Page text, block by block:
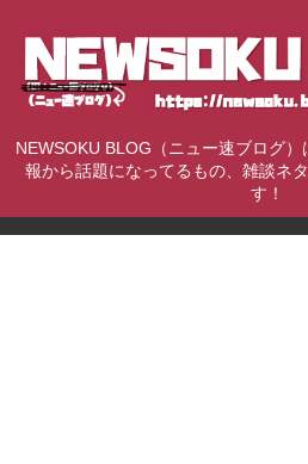
NEWSOKU BLOG（ニュー速ブログ
報から話題になってるもの、雑談ネ
す！